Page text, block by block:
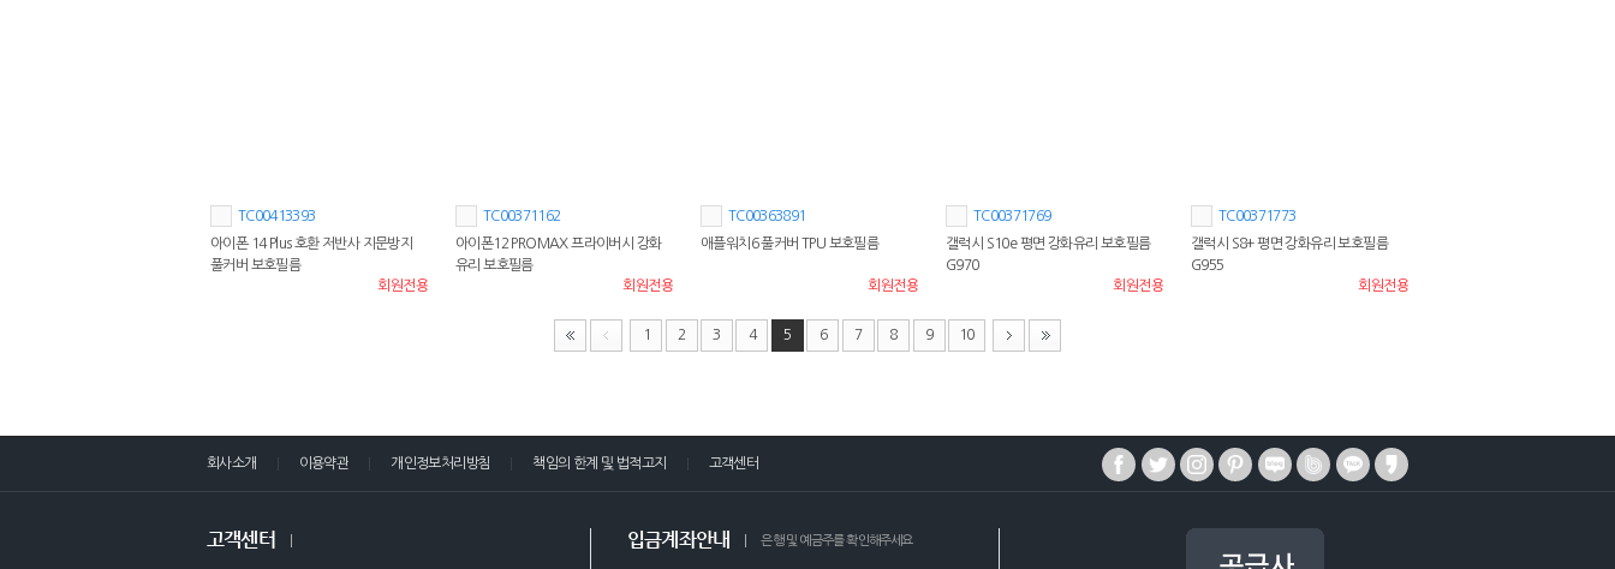
TC00413393
아이폰 14 Plus 호환 저반사 지문방지
풀커버 보호필름
회원전용
TC00371162
아이폰12 PROMAX 프라이버시 강화
유리 보호필름
회원전용
TC00363891
애플워치6 풀커버 TPU 보호필름
회원전용
TC00371769
갤럭시 S10e 평면 강화유리 보호필름
G970
회원전용
TC00371773
갤럭시 S8+ 평면 강화유리 보호필름
G955
회원전용
1 2 3 4 5 6 7 8 9 10
회사소개 이용약관 개인정보처리방침 책임의 한계 및 법적고지 고객센터
고객센터 입금계좌안내 은행 및 예금주를 확인해주세요